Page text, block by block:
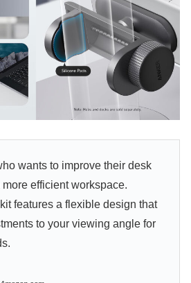
wants to improve their desk
efficient workspace.
features a flexible design that
to your viewing angle for